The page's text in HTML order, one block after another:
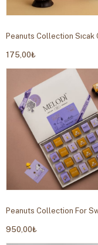
175,00₺
950,00₺